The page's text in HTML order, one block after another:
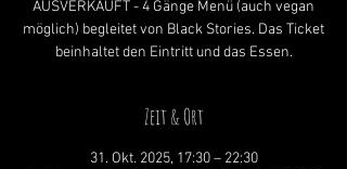
AUSVERKAUFT - 4 Gänge Menü (auch vegan
möglich) begleitet von Black Stories. Das Ticket
beinhaltet den Eintritt und das Essen.
Zeit & Ort
31. Okt. 2025, 17:30 – 22:30